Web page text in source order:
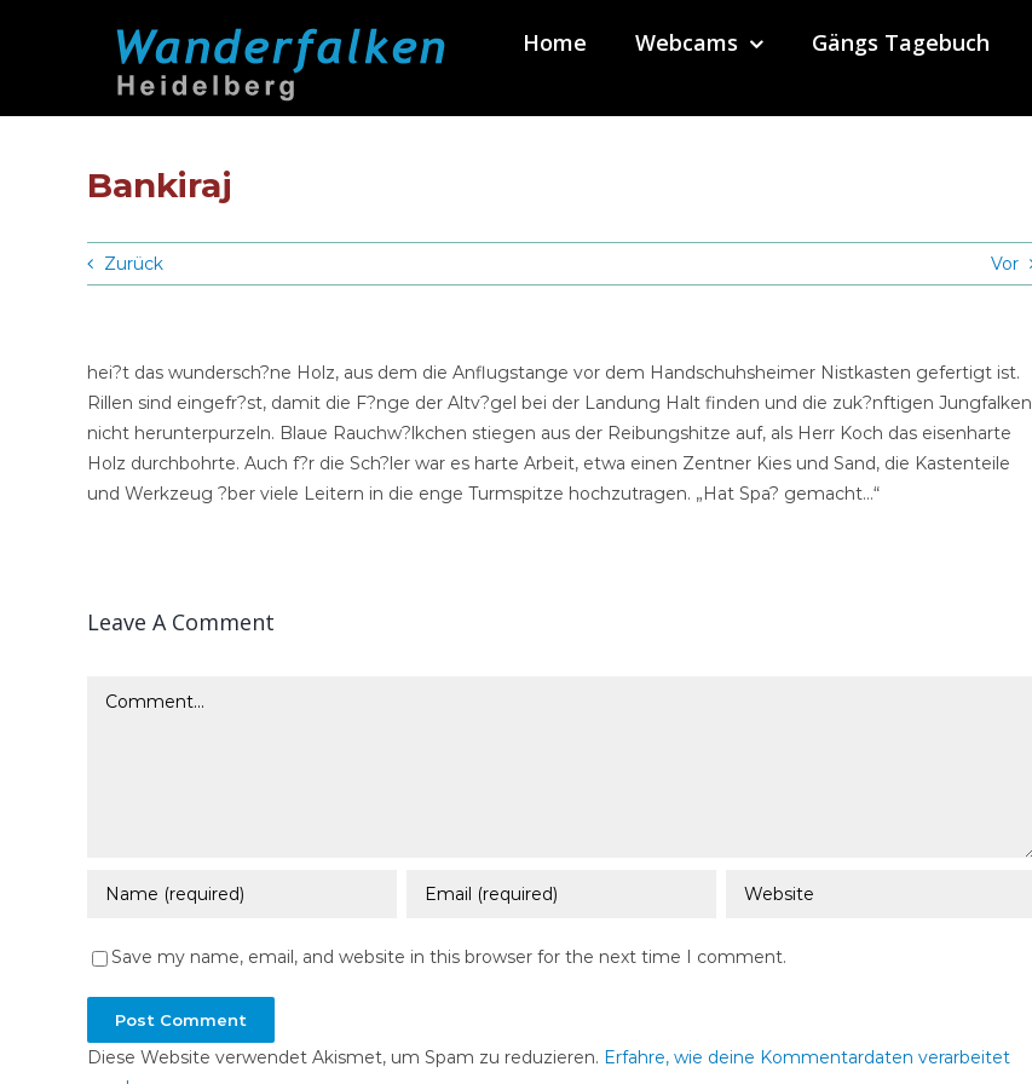
Home Webcams Gängs Tagebuch
Bankiraj
Zurück Vor
hei?t das wundersch?ne Holz, aus dem die Anflugstange vor dem Handschuhsheimer Nistkasten gefertigt ist.
Rillen sind eingefr?st, damit die F?nge der Altv?gel bei der Landung Halt finden und die zuk?nftigen Jungfalken
nicht herunterpurzeln. Blaue Rauchw?lkchen stiegen aus der Reibungshitze auf, als Herr Koch das eisenharte
Holz durchbohrte. Auch f?r die Sch?ler war es harte Arbeit, etwa einen Zentner Kies und Sand, die Kastenteile
und Werkzeug ?ber viele Leitern in die enge Turmspitze hochzutragen. „Hat Spa? gemacht…“
Leave A Comment
Comment
Save my name, email, and website in this browser for the next time I comment.
Diese Website verwendet Akismet, um Spam zu reduzieren. Erfahre, wie deine Kommentardaten verarbeitet